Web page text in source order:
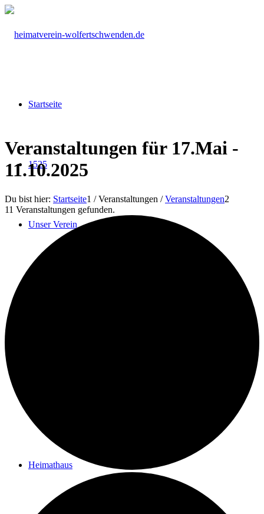
Startseite
1525
Unser Verein
Heimathaus
Veranstaltungen für 17.Mai -
11.10.2025
Du bist hier: Startseite1 / Veranstaltungen / Veranstaltungen2
11 Veranstaltungen gefunden.